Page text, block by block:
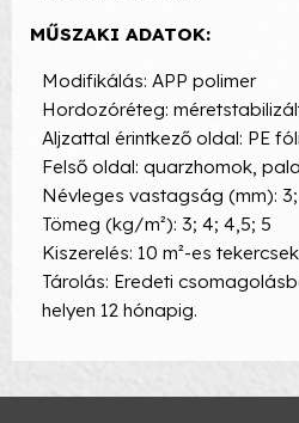
MŰSZAKI ADATOK:
Modifikálás: APP polimer
Hordozóréteg:
Aljzattal érintkező oldal: PE
Felső oldal: quarzhomok,
Névleges vastagság (mm):
Tömeg (kg/m²): 3; 4; 4,5; 5
Kiszerelés: 10 m²-es
Tárolás: Eredeti
helyen 12 hónapig.